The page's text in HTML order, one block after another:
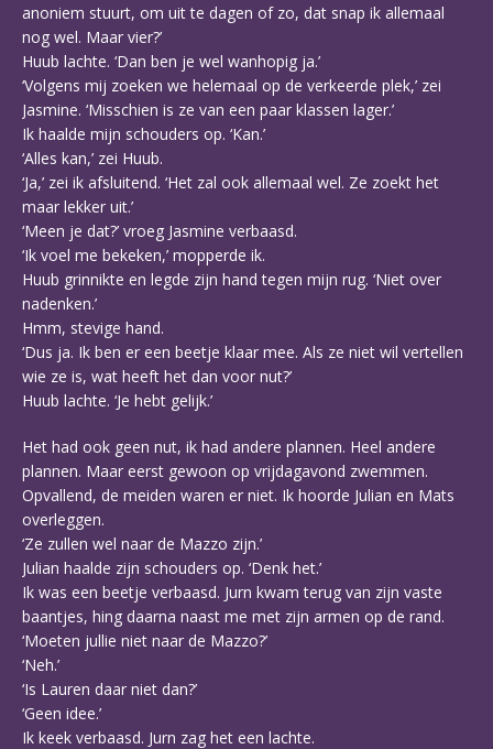
anoniem stuurt, om uit te dagen of zo, dat snap ik allemaal
nog wel. Maar vier?’
Huub lachte. ‘Dan ben je wel wanhopig ja.’
‘Volgens mij zoeken we helemaal op de verkeerde plek,’ zei
Jasmine. ‘Misschien is ze van een paar klassen lager.’
Ik haalde mijn schouders op. ‘Kan.’
‘Alles kan,’ zei Huub.
‘Ja,’ zei ik afsluitend. ‘Het zal ook allemaal wel. Ze zoekt het
maar lekker uit.’
‘Meen je dat?’ vroeg Jasmine verbaasd.
‘Ik voel me bekeken,’ mopperde ik.
Huub grinnikte en legde zijn hand tegen mijn rug. ‘Niet over
nadenken.’
Hmm, stevige hand.
‘Dus ja. Ik ben er een beetje klaar mee. Als ze niet wil vertellen
wie ze is, wat heeft het dan voor nut?’
Huub lachte. ‘Je hebt gelijk.’
Het had ook geen nut, ik had andere plannen. Heel andere
plannen. Maar eerst gewoon op vrijdagavond zwemmen.
Opvallend, de meiden waren er niet. Ik hoorde Julian en Mats
overleggen.
‘Ze zullen wel naar de Mazzo zijn.’
Julian haalde zijn schouders op. ‘Denk het.’
Ik was een beetje verbaasd. Jurn kwam terug van zijn vaste
baantjes, hing daarna naast me met zijn armen op de rand.
‘Moeten jullie niet naar de Mazzo?’
‘Neh.’
‘Is Lauren daar niet dan?’
‘Geen idee.’
Ik keek verbaasd. Jurn zag het een lachte.